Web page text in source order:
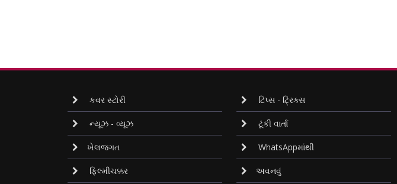
કવર સ્ટોરી
ન્યૂઝ - વ્યૂઝ
ખેલજગત
ફિલ્મીચક્કર
ટિપ્સ - ટ્રિક્સ
ટૂંકી વાર્તા
WhatsAppમાંથી
અવનવું